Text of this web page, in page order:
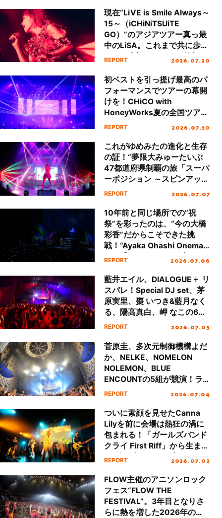
現在“LiVE is Smile Always～
15～（iCHiNiTSUiTE
GO）”のアジアツアー真っ最
中のLiSA。これまで共に歩ん
できた大切なファンの笑顔と
ツアーになったが、LiSAのキ
ャリアと想いが凝縮した濃密
なセットリストで魅了した国
内ツアーの集大成、名古屋で
REPORT 2026.07.20
初ベストを引っ提げ最高のパ
フォーマンスでツアーの幕開
けを！CHiCO with
HoneyWorks夏の全国ツア
ー“LAWSON presents
BEST tour 2026 -STAY
WITH YOU-”初日レポート
（※セトリネタバレあり）
REPORT 2026.07.10
これがゆめみたの進化と生存
の証！“夢限大みゅーたいぷ
47都道府県制覇の旅「スーパ
ーポジション ～スピンアップ
編～」東京公演”ロングレポ
REPORT 2026.07.07
10年前と同じ場所での“祝
祭”を彩ったのは、“今の大橋
彩香”だからこそできた挑
戦！“Ayaka Ohashi Oneman
Live『Fiesta』”ライブレポー
REPORT 2026.07.06
藍井エイル、DIALOGUE＋ リ
スパレ！Special DJ set、茅
原実里、棗 いつき&藍月なく
る、陽高真白、岬 なこの6組
がなんばHatchを華やかに盛
ト“リスパレ！LIVE
vol.4”DAY2最速レポート
REPORT 2026.07.05
菅原圭、多次元制御機構よだ
か、NELKE、NOMELON
NOLEMON、BLUE
ENCOUNTの5組が競演！ラ
イブイベント“リスパレ！
ト
REPORT 2026.07.04
ついに素顔を見せたCanna
Lilyを前に会場は熱狂の渦に
包まれる！「ガールズバンド
クライ First Riff」から生まれ
た5人組新バンドの初ワンマ
REPORT 2026.07.02
FLOW主催のアニソンロック
フェス“FLOW THE
FESTIVAL”。3年目となりさ
らに熱を増した2026年の